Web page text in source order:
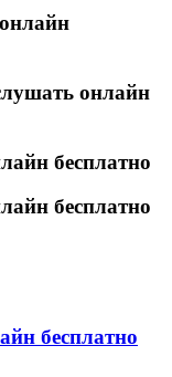
онлайн
бесплатно
бесплатно
бесплатно